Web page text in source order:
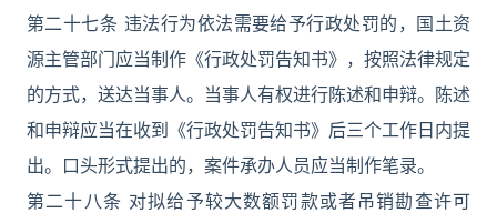
第二十七条 违法行为依法需要给予行政处罚的，国土资
源主管部门应当制作《行政处罚告知书》，按照法律规定
的方式，送达当事人。当事人有权进行陈述和申辩。陈述
和申辩应当在收到《行政处罚告知书》后三个工作日内提
出。口头形式提出的，案件承办人员应当制作笔录。
第二十八条 对拟给予较大数额罚款或者吊销勘查许可